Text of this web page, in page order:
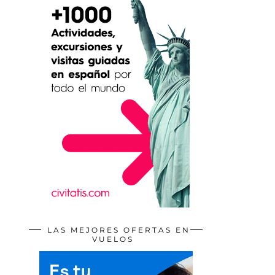
LAS MEJORES OFERTAS EN
VUELOS